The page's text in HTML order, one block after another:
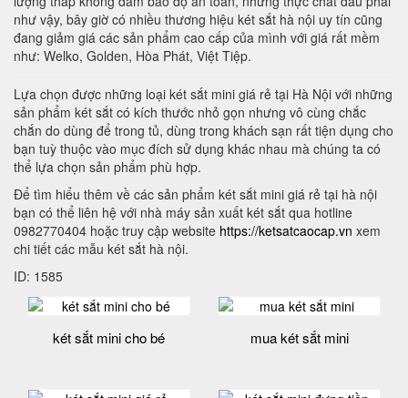
như vậy, bây giờ có nhiều thương hiệu két sắt hà nội uy tín cũng
đang giảm giá các sản phẩm cao cấp của mình với giá rất mềm
như: Welko, Golden, Hòa Phát, Việt Tiệp.
Lựa chọn được những loại két sắt mini giá rẻ tại Hà Nội với những
sản phẩm két sắt có kích thước nhỏ gọn nhưng vô cùng chắc
chắn do dùng để trong tủ, dùng trong khách sạn rất tiện dụng cho
bạn tuỳ thuộc vào mục đích sử dụng khác nhau mà chúng ta có
thể lựa chọn sản phẩm phù hợp.
Để tìm hiểu thêm về các sản phẩm két sắt mini giá rẻ tại hà nội
bạn có thể liên hệ với nhà máy sản xuất két sắt qua hotline
0982770404 hoặc truy cập website https://ketsatcaocap.vn xem
chi tiết các mẫu két sắt hà nội.
ID: 1585
két sắt mini cho bé mua két sắt mini